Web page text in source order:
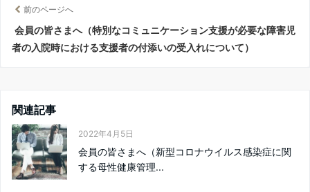
前のページへ
会員の皆さまへ（特別なコミュニケーション支援が必要な障害児
者の入院時における支援者の付添いの受入れについて）
関連記事
2022年4月5日
会員の皆さまへ（新型コロナウイルス感染症に関
する母性健康管理...